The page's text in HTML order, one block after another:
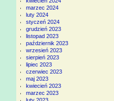
marzec 2024
luty 2024
styczeń 2024
grudzień 2023
listopad 2023
październik 2023
wrzesień 2023
sierpień 2023
lipiec 2023
czerwiec 2023
maj 2023
kwiecień 2023
marzec 2023